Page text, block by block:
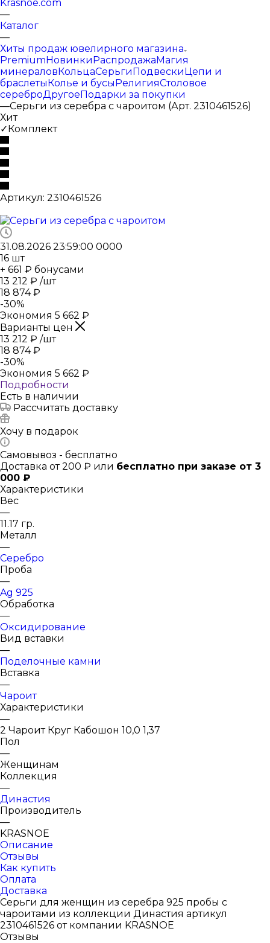
Krasnoe.com
—
Каталог
—
Хиты продаж ювелирного магазина
PremiumНовинкиРаспродажаМагия
минераловКольцаСерьгиПодвескиЦепи и
браслетыКолье и бусыРелигияСтоловое
сереброДругоеПодарки за покупки
—Серьги из серебра с чароитом (Арт. 2310461526)
Хит
✓Комплект
Артикул: 2310461526
31.08.2026 23:59:00 0000
16 шт
+ 661 ₽ бонусами
13 212 ₽ /шт
18 874₽
-30%
Экономия 5 662 ₽
Варианты цен
13 212 ₽ /шт
18 874₽
-30%
Экономия 5 662 ₽
Подробности
Есть в наличии
Рассчитать доставку
Хочу в подарок
Самовывоз - бесплатно
Доставка от 200 ₽ или бесплатно при заказе от 3
000 ₽
Характеристики
Вес
—
11.17 гр.
Металл
—
Серебро
Проба
—
Ag 925
Обработка
—
Оксидирование
Вид вставки
—
Поделочные камни
Вставка
—
Чароит
Характеристики
—
2 Чароит Круг Кабошон 10,0 1,37
Пол
—
Женщинам
Коллекция
—
Династия
Производитель
—
KRASNOE
Описание
Отзывы
Как купить
Оплата
Доставка
Серьги для женщин из серебра 925 пробы с
чароитами из коллекции Династия артикул
2310461526 от компании KRASNOE
Отзывы